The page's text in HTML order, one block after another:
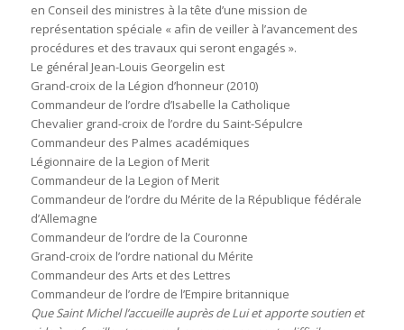
en Conseil des ministres à la tête d’une mission de
représentation spéciale « afin de veiller à l’avancement des
procédures et des travaux qui seront engagés ».
Le général Jean-Louis Georgelin est
Grand-croix de la Légion d’honneur‎ (2010)
Commandeur de l’ordre d’Isabelle la Catholique
Chevalier grand-croix de l’ordre du Saint-Sépulcre
Commandeur des Palmes académiques
Légionnaire de la Legion of Merit
Commandeur de la Legion of Merit
Commandeur de l’ordre du Mérite de la République fédérale
d’Allemagne
Commandeur de l’ordre de la Couronne
Grand-croix de l’ordre national du Mérite
Commandeur des Arts et des Lettres‎
Commandeur de l’ordre de l’Empire britannique
Que Saint Michel l’accueille auprès de Lui et apporte soutien et